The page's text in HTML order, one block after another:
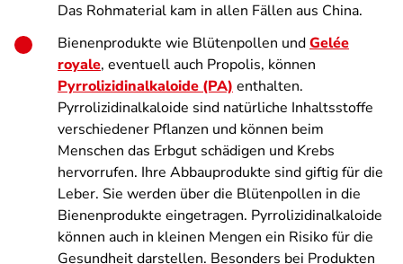
Das Rohmaterial kam in allen Fällen aus China.
Bienenprodukte wie Blütenpollen undGelée
royale, eventuell auch Propolis, können
Pyrrolizidinalkaloide (PA) enthalten.
Pyrrolizidinalkaloide sind natürliche Inhaltsstoffe
verschiedener Pflanzen und können beim
Menschen das Erbgut schädigen und Krebs
hervorrufen. Ihre Abbauprodukte sind giftig für die
Leber. Sie werden über die Blütenpollen in die
Bienenprodukte eingetragen. Pyrrolizidinalkaloide
können auch in kleinen Mengen ein Risiko für die
Gesundheit darstellen. Besonders bei Produkten